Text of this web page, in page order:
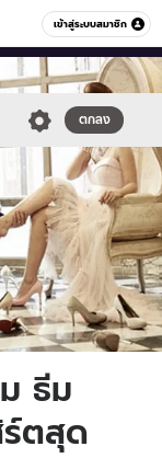
เข้าสู่ระบบสมาชิก
หมวดอื่นๆ
ตกลง
ธีม
ตสุด